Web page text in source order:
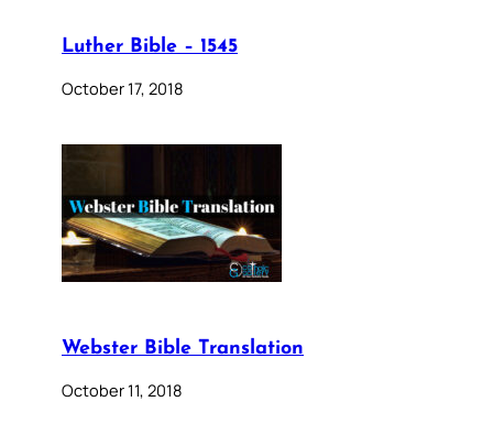
Luther Bible – 1545
October 17, 2018
Webster Bible Translation
October 11, 2018